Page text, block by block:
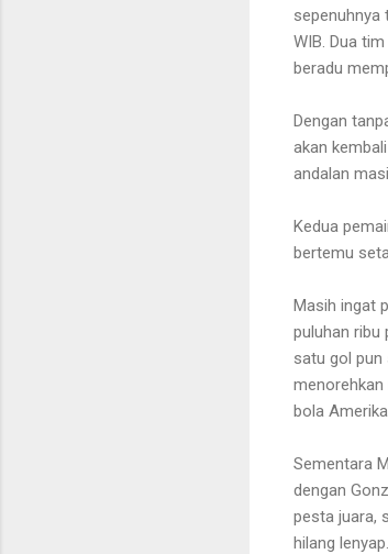
sepenuhnya
WIB. Dua
beradu
Dengan
akan
andalan
Kedua
bertemu
Masih ingat
puluhan ribu
satu gol pun
menorehkan
bola
Sementara
dengan
pesta juara,
hilang lenyap.